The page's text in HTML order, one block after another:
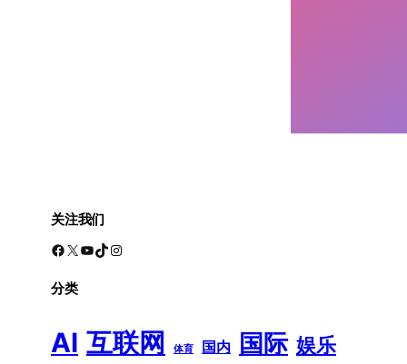
关注我们
Facebook X YouTube TikTok Instagram
分类
AI 互联网 体育 国内 国际 娱乐